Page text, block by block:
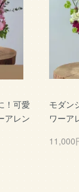
！可愛
アレン
モダン
ワーア
11,000